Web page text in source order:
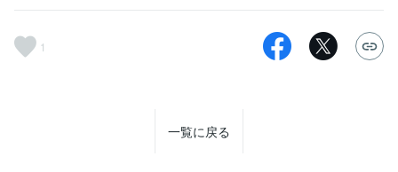
1
一覧に戻る